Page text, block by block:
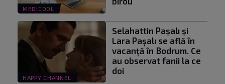
MEDICOOL
HAPPY CHANNEL
Selahattin Paşalı și
Lara Paşalı se află în
vacanță în Bodrum. Ce
au observat fanii la ce
doi